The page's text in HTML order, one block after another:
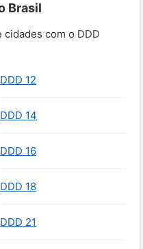
Brasil
com o DDD
DDD 12
DDD 14
DDD 16
DDD 18
DDD 21